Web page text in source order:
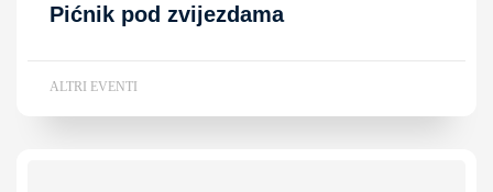
Pićnik pod zvijezdama
ALTRI EVENTI